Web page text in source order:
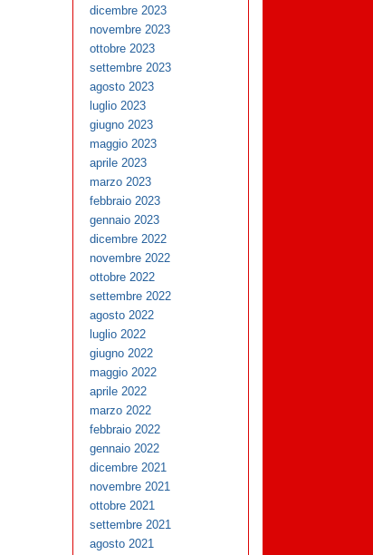
dicembre 2023
novembre 2023
ottobre 2023
settembre 2023
agosto 2023
luglio 2023
giugno 2023
maggio 2023
aprile 2023
marzo 2023
febbraio 2023
gennaio 2023
dicembre 2022
novembre 2022
ottobre 2022
settembre 2022
agosto 2022
luglio 2022
giugno 2022
maggio 2022
aprile 2022
marzo 2022
febbraio 2022
gennaio 2022
dicembre 2021
novembre 2021
ottobre 2021
settembre 2021
agosto 2021